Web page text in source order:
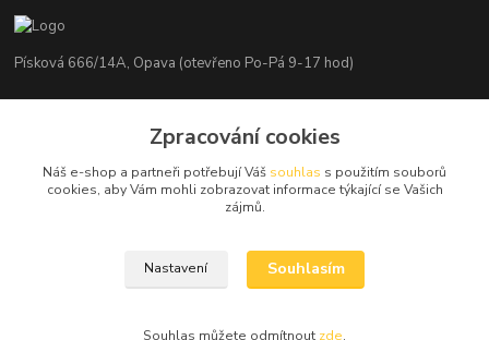
Písková 666/14A, Opava (otevřeno Po-Pá 9-17 hod)
+420 776 839 986
info@nosice.com
Zpracování cookies
Náš e-shop a partneři potřebují Váš souhlas s použitím souborů
cookies, aby Vám mohli zobrazovat informace týkající se Vašich
zájmů.
Nastavení Souhlasím
Souhlas můžete odmítnout zde.